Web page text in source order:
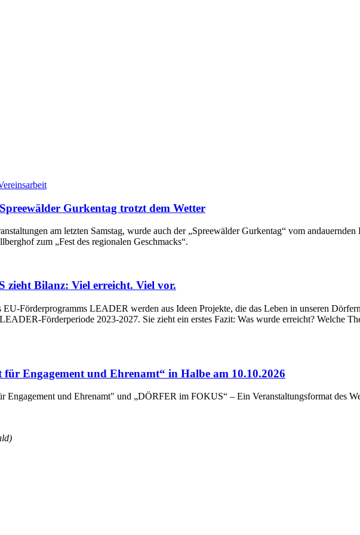
Gurkentag trotzt dem Wetter
am letzten Samstag, wurde auch der „Spreewälder Gurkentag“ vom
zum „Fest des regionalen Geschmacks“.
zieht Bilanz: Viel erreicht. Viel vor.
Förderprogramms LEADER werden aus Ideen Projekte, die das Leben in unseren
Förderperiode 2023-2027. Sie zieht ein erstes Fazit: Was wurde erreicht? Welche
Engagement und Ehrenamt“ in Halbe am 10.10.2026
Engagement und Ehrenamt" und „DÖRFER im FOKUS“ – Ein Veranstaltungsformat des